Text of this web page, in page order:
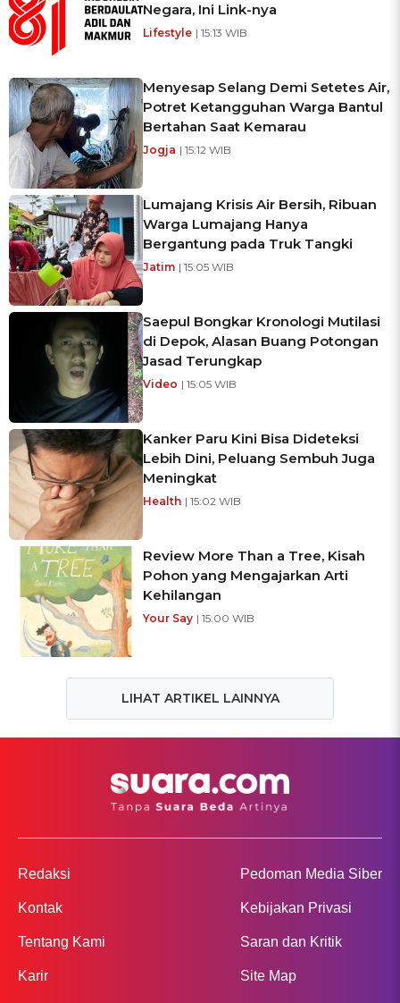
Negara, Ini Link-nya
Lifestyle | 15:13 WIB
Menyesap Selang Demi Setetes Air,
Potret Ketangguhan Warga Bantul
Bertahan Saat Kemarau
Jogja | 15:12 WIB
Lumajang Krisis Air Bersih, Ribuan
Warga Lumajang Hanya
Bergantung pada Truk Tangki
Jatim | 15:05 WIB
Saepul Bongkar Kronologi Mutilasi
di Depok, Alasan Buang Potongan
Jasad Terungkap
Video | 15:05 WIB
Kanker Paru Kini Bisa Dideteksi
Lebih Dini, Peluang Sembuh Juga
Meningkat
Health | 15:02 WIB
Review More Than a Tree, Kisah
Pohon yang Mengajarkan Arti
Kehilangan
Your Say | 15:00 WIB
LIHAT ARTIKEL LAINNYA
Redaksi
Kontak
Tentang Kami
Karir
Pedoman Media Siber
Kebijakan Privasi
Saran dan Kritik
Site Map